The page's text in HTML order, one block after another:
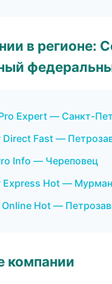
в регионе:
Expert — Санкт-
Direct Fast —
Info — Череповец
Express Hot —
Online Hot —
компании